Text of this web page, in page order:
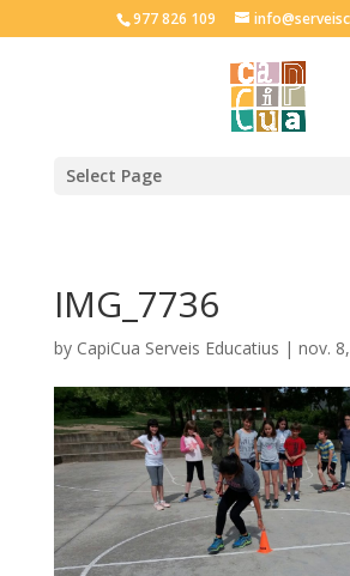
977 826 109
Select Page
IMG_7736
by CapiCua Serveis Educatius | nov.